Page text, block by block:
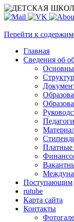
Перейти к
Главная
Сведения об
Платные
Поступающим
rutube
Карта сайта
Контакты